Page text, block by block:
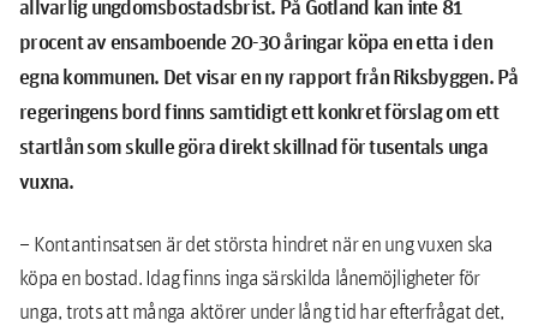
allvarlig ungdomsbostadsbrist. På Gotland kan inte 81
procent av ensamboende 20-30 åringar köpa en etta i den
egna kommunen. Det visar en ny rapport från Riksbyggen.På
regeringens bord finns samtidigt ett konkret förslag om ett
startlån som skulle göra direkt skillnad för tusentals unga
vuxna.
– Kontantinsatsen är det största hindret när en ung vuxen ska
köpa en bostad. Idag finns inga särskilda lånemöjligheter för
unga, trots att många aktörer under lång tid har efterfrågat det,